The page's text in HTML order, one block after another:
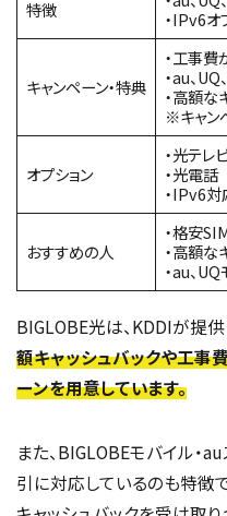
特徴
・IPv6オ
キャンペーン・特典
・工事
・au、
・高額な
※キャン
オプション
・光テレ
・光電話
・IPv6
おすすめの人
・格安
・高額な
・au、
BIGLOBE光は、KDDIが提
額キャッシュバックや工事
ーンを用意しています。
また、BIGLOBEモバイル・
引に対応しているのも特徴